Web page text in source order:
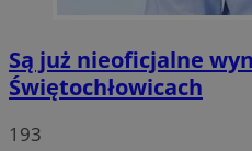
Są już nieoficjalne
Świętochłowicach
193